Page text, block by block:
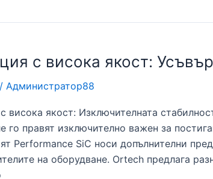
с висока якост:
/ Администратор88
висока якост: Изключителната
го правят изключително важен за
Performance SiC носи допълнителни
на оборудване. Ortech предлага